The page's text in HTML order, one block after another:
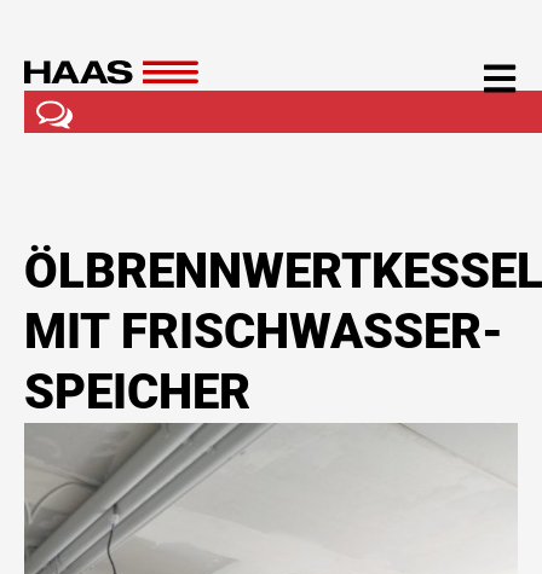
ÖLBRENNWERTKESSEL
MIT FRISCHWASSER-
SPEICHER